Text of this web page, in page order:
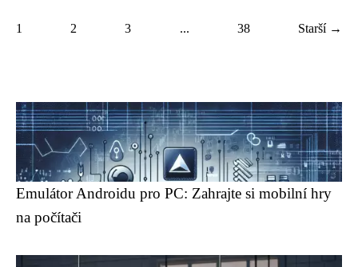
1 2 3 ... 38 Starší →
Emulátor Androidu pro PC: Zahrajte si mobilní hry
na počítači